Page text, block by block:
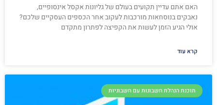
האם אתם עדיין תקועים בעולם של גליונות אקסל אינסופיים,
נאבקים בנוסחאות מורכבות לעקוב אחר הכספים העסקיים שלכם?
אולי הגיע הזמן לעשות את הקפיצה לפתרון מתקדם
קרא עוד
תוכנת הנהלת חשבונות עם חשבוניות